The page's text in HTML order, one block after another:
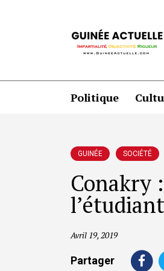
Politique
GUINÉE SOCIÉTÉ
Conakry
Avril 19, 2019
Partager